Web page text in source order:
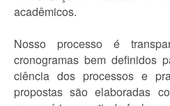
acadêmicos.
Nosso processo é
cronogramas bem definidos
ciência dos processos e
propostas são elaboradas